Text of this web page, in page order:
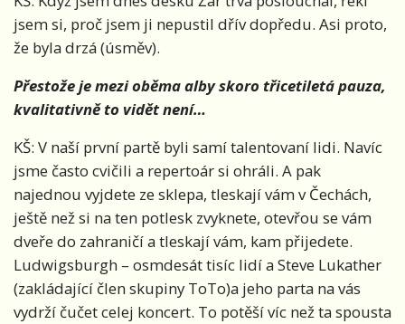
jsem si, proč jsem ji nepustil dřív dopředu. Asi proto,
že byla drzá (úsměv).
Přestože je mezi oběma alby skoro třicetiletá pauza,
kvalitativně to vidět není…
KŠ: V naší první partě byli samí talentovaní lidi. Navíc
jsme často cvičili a repertoár si ohráli. A pak
najednou vyjdete ze sklepa, tleskají vám v Čechách,
ještě než si na ten potlesk zvyknete, otevřou se vám
dveře do zahraničí a tleskají vám, kam přijedete.
Ludwigsburgh – osmdesát tisíc lidí a Steve Lukather
(zakládající člen skupiny ToTo)a jeho parta na vás
vydrží čučet celej koncert. To potěší víc než ta spousta